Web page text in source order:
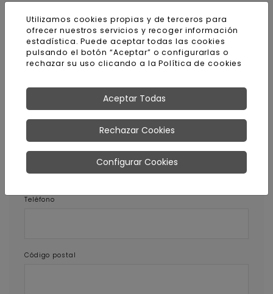
Pedir más información sobre
este producto
Nombre y apellidos
E-mail
Teléfono
Código postal
Utilizamos cookies propias y de terceros para
ofrecer nuestros servicios y recoger información
estadística. Puede aceptar todas las cookies
pulsando el botón “Aceptar” o configurarlas o
rechazar su uso clicando a laPolítica de cookies
Aceptar Todas
Rechazar Cookies
Configurar Cookies